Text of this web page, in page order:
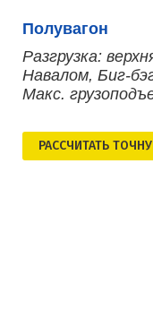
Полувагон
Разгрузка:
Навалом, Биг-
Макс.
РАСCЧИТАТЬ